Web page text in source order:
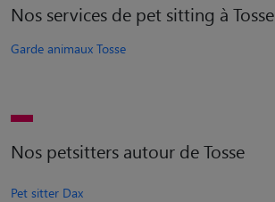
Nos services de pet sitting à Tosse
Garde animaux Tosse
Nos petsitters autour de Tosse
Pet sitter Dax